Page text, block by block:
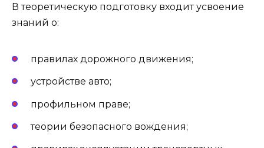
В теоретическую подготовку входит усвоение
знаний о:
правилах дорожного движения;
устройстве авто;
профильном праве;
теории безопасного вождения;